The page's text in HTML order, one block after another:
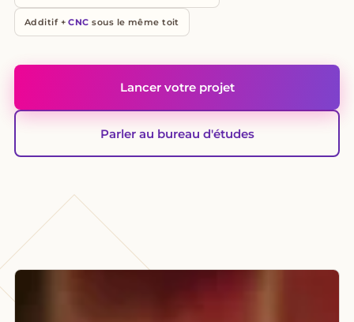
Additif +CNC sous le même toit
Lancer votre projet
Parler au bureau d'études